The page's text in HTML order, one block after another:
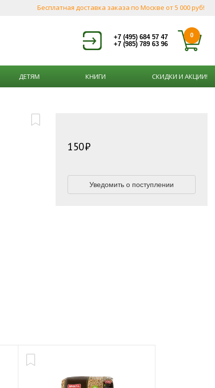
Бесплатная доставка заказа по Москве от 5 000 руб!
+7 (495) 684 57 47
+7 (985) 789 63 96
0
ДЕТЯМ КНИГИ СКИДКИ И АКЦИИ!
150
Уведомить о поступлении